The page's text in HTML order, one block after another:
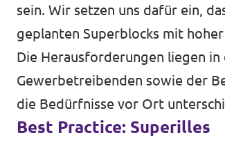
Datenschutz
sein. Wir setzen uns dafür ein,
geplanten Superblocks mit
Die Herausforderungen liegen
Gewerbetreibenden sowie der
die Bedürfnisse vor Ort
Best Practice: Superilles